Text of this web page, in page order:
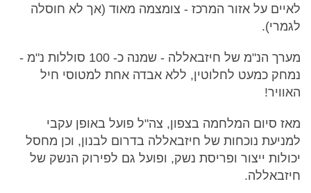
לאיים על אזור המרכז - צומצמה מאוד (אך לא חוסלה
לגמרי).
מערך הנ"מ של חיזבאללה - שמנה כ- 100 סוללות נ"מ -
נמחק כמעט לחלוטין, ללא אבדה אחת למטוסי חיל
האוויר!
מאז סיום המלחמה בצפון, צה"ל פועל באופן עקבי
למניעת נוכחות של חיזבאללה בדרום לבנון, וכן מחסל
יכולות ייצור ופריסת נשק, ופועל גם לפירוק הנשק של
חיזבאללה.